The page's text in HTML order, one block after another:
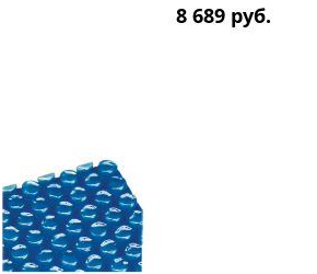
8 689 руб.